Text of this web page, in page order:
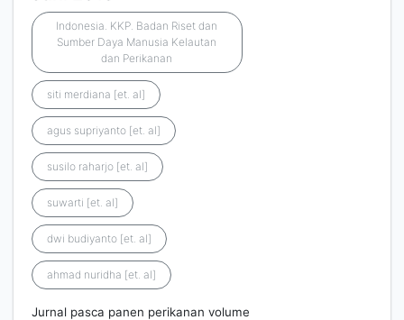
Indonesia. KKP. Badan Riset dan
Sumber Daya Manusia Kelautan
dan Perikanan
siti merdiana [et. al]
agus supriyanto [et. al]
susilo raharjo [et. al]
suwarti [et. al]
dwi budiyanto [et. al]
ahmad nuridha [et. al]
Jurnal pasca panen perikanan volume